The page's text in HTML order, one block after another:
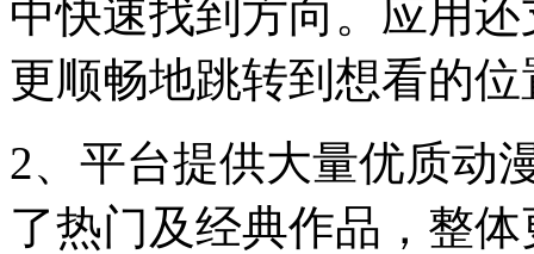
中快速找到方向。应用
更顺畅地跳转到想看的位
2、平台提供大量优质动
了热门及经典作品，整